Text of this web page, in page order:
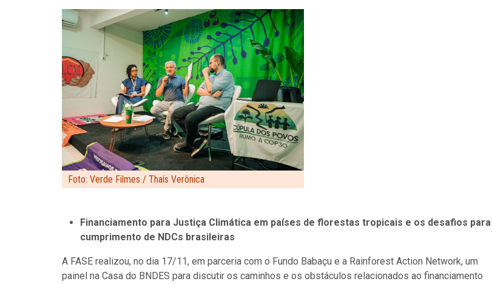
Foto: Verde Filmes / Thaís Verônica
Financiamento para Justiça Climática em países de florestas tropicais e os desafios para
cumprimento de NDCs brasileiras
A FASE realizou, no dia 17/11, em parceria com o Fundo Babaçu e a Rainforest Action Network, um
painel na Casa do BNDES para discutir os caminhos e os obstáculos relacionados ao financiamento